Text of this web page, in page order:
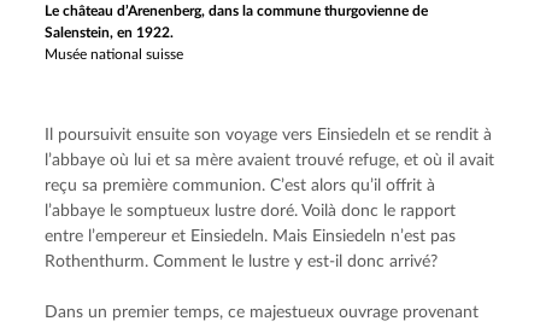
Le château d’Arenenberg, dans la commune thurgovienne de
Salenstein, en 1922.
Musée national suisse
Il poursuivit ensuite son voyage vers Einsiedeln et se rendit à
l’abbaye où lui et sa mère avaient trouvé refuge, et où il avait
reçu sa première communion. C’est alors qu’il offrit à
l’abbaye le somptueux lustre doré. Voilà donc le rapport
entre l’empereur et Einsiedeln. Mais Einsiedeln n’est pas
Rothenthurm. Comment le lustre y est-il donc arrivé?
Dans un premier temps, ce majestueux ouvrage provenant